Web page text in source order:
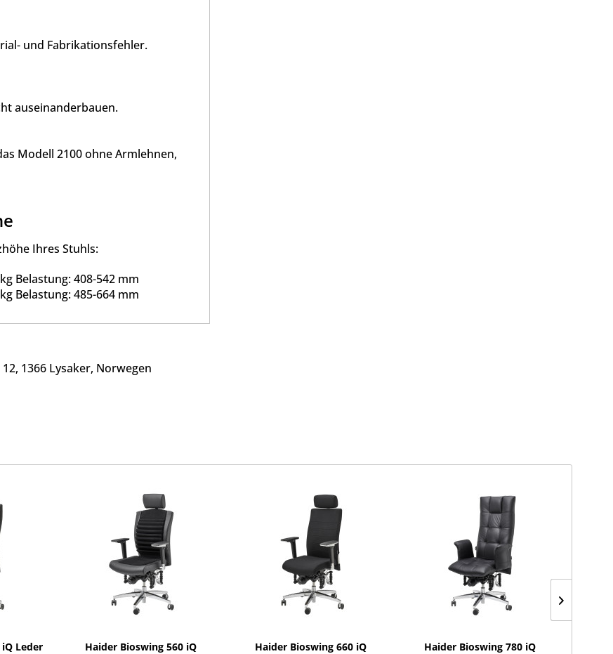
und Fabrikationsfehler.
auseinanderbauen.
Modell 2100 ohne Armlehnen,
Ihres Stuhls:
Belastung: 408-542 mm
Belastung: 485-664 mm
1366 Lysaker, Norwegen
Leder
Haider Bioswing 560 iQ
Haider Bioswing 660 iQ
Haider Bioswing 780 iQ